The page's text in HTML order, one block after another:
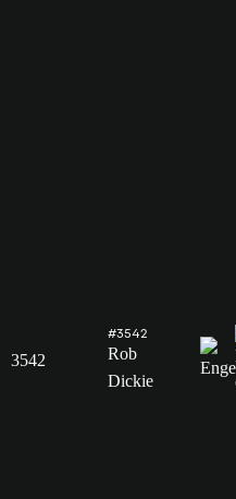
3542
#3542
Rob
Dickie